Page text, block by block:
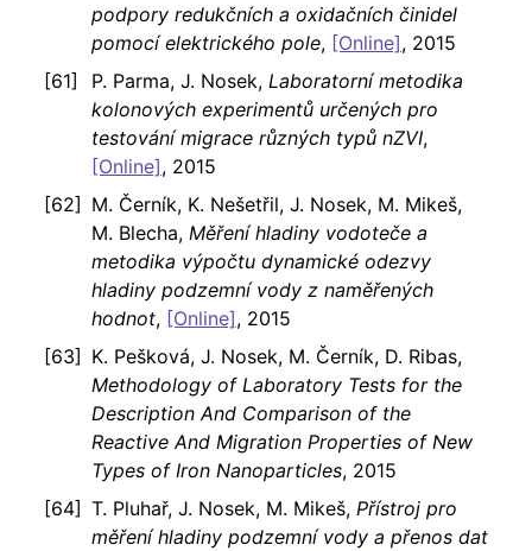
podpory redukčních a oxidačních činidel
pomocí elektrického pole, [Online], 2015
P. Parma, J. Nosek, Laboratorní metodika
kolonových experimentů určených pro
testování migrace různých typů nZVI,
[Online], 2015
M. Černík, K. Nešetřil, J. Nosek, M. Mikeš,
M. Blecha, Měření hladiny vodoteče a
metodika výpočtu dynamické odezvy
hladiny podzemní vody z naměřených
hodnot, [Online], 2015
K. Pešková, J. Nosek, M. Černík, D. Ribas,
Methodology of Laboratory Tests for the
Description And Comparison of the
Reactive And Migration Properties of New
Types of Iron Nanoparticles, 2015
T. Pluhař, J. Nosek, M. Mikeš, Přístroj pro
měření hladiny podzemní vody a přenos dat